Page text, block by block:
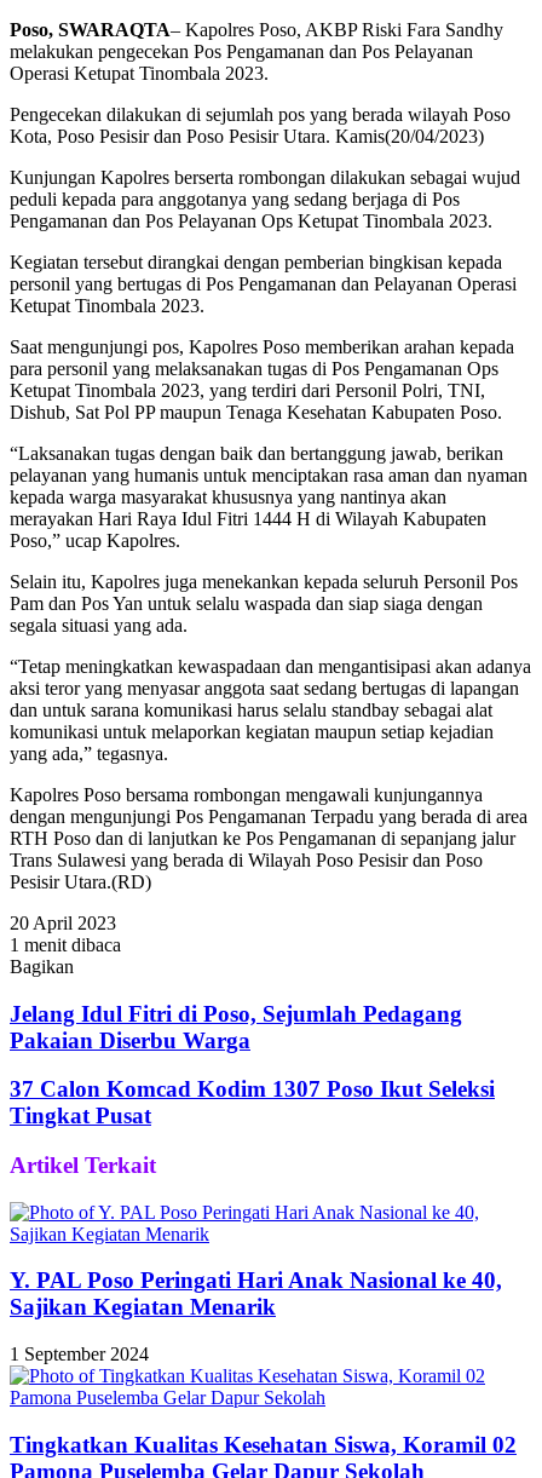
Poso, SWARAQTA– Kapolres Poso, AKBP Riski Fara Sandhy
melakukan pengecekan Pos Pengamanan dan Pos Pelayanan
Operasi Ketupat Tinombala 2023.
Pengecekan dilakukan di sejumlah pos yang berada wilayah Poso
Kota, Poso Pesisir dan Poso Pesisir Utara. Kamis(20/04/2023)
Kunjungan Kapolres berserta rombongan dilakukan sebagai wujud
peduli kepada para anggotanya yang sedang berjaga di Pos
Pengamanan dan Pos Pelayanan Ops Ketupat Tinombala 2023.
Kegiatan tersebut dirangkai dengan pemberian bingkisan kepada
personil yang bertugas di Pos Pengamanan dan Pelayanan Operasi
Ketupat Tinombala 2023.
Saat mengunjungi pos, Kapolres Poso memberikan arahan kepada
para personil yang melaksanakan tugas di Pos Pengamanan Ops
Ketupat Tinombala 2023, yang terdiri dari Personil Polri, TNI,
Dishub, Sat Pol PP maupun Tenaga Kesehatan Kabupaten Poso.
“Laksanakan tugas dengan baik dan bertanggung jawab, berikan
pelayanan yang humanis untuk menciptakan rasa aman dan nyaman
kepada warga masyarakat khususnya yang nantinya akan
merayakan Hari Raya Idul Fitri 1444 H di Wilayah Kabupaten
Poso,” ucap Kapolres.
Selain itu, Kapolres juga menekankan kepada seluruh Personil Pos
Pam dan Pos Yan untuk selalu waspada dan siap siaga dengan
segala situasi yang ada.
“Tetap meningkatkan kewaspadaan dan mengantisipasi akan adanya
aksi teror yang menyasar anggota saat sedang bertugas di lapangan
dan untuk sarana komunikasi harus selalu standbay sebagai alat
komunikasi untuk melaporkan kegiatan maupun setiap kejadian
yang ada,” tegasnya.
Kapolres Poso bersama rombongan mengawali kunjungannya
dengan mengunjungi Pos Pengamanan Terpadu yang berada di area
RTH Poso dan di lanjutkan ke Pos Pengamanan di sepanjang jalur
Trans Sulawesi yang berada di Wilayah Poso Pesisir dan Poso
Pesisir Utara.(RD)
20 April 2023
1 menit dibaca
Bagikan
via
Email
Jelang Idul Fitri di Poso, Sejumlah Pedagang
Pakaian Diserbu Warga
37 Calon Komcad Kodim 1307 Poso Ikut Seleksi
Tingkat Pusat
Artikel Terkait
Y. PAL Poso Peringati Hari Anak Nasional ke 40,
Sajikan Kegiatan Menarik
1 September 2024
Tingkatkan Kualitas Kesehatan Siswa, Koramil 02
Pamona Puselemba Gelar Dapur Sekolah